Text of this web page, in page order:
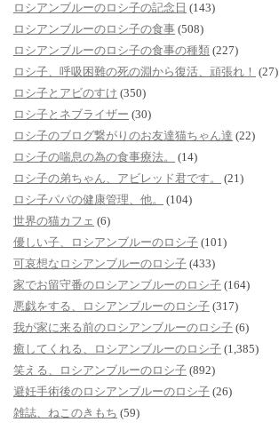
ロシアンブルーのロシ子の記念日 (143)
ロシアンブルーのロシ子の食事 (508)
ロシアンブルーのロシ子の食事の種類 (227)
ロシ子、呼吸困難の死の淵から復活、頑張れ！ (27)
ロシ子とアビのすけ (350)
ロシ子とネブライザー (30)
ロシ子のブログ繋がりのお友達猫ちゃん達 (22)
ロシ子の喘息の為の食事療法。
(14)
ロシ子の弟ちゃん、アビレッド君です。
(21)
ロシ子パパの健康管理、他。
(104)
世界の猫カフェ (6)
優しい子、ロシアンブルーのロシ子 (101)
可哀想なロシアンブルーのロシ子 (433)
家でお留守番のロシアンブルーのロシ子 (164)
悪戯をする、ロシアンブルーのロシ子 (317)
我が家に来る前のロシアンブルーのロシ子 (6)
癒してくれる、ロシアンブルーのロシ子 (1,385)
笑える、ロシアンブルーのロシ子 (892)
避妊手術後のロシアンブルーのロシ子 (26)
雑誌、ねこのきもち (59)